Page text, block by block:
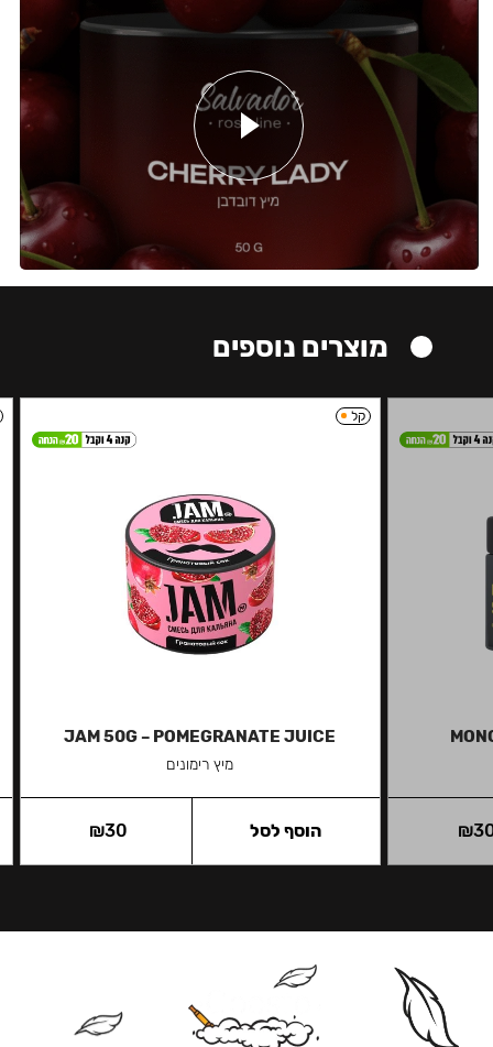
מוצרים נוספים
₪
קל
JAM 50G – POMEGRANATE JUICE
מיץ רימונים
₪30 הוסף לסל